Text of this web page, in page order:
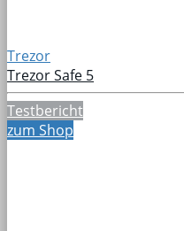
Trezor
Trezor Safe 5
Testbericht
zum Shop